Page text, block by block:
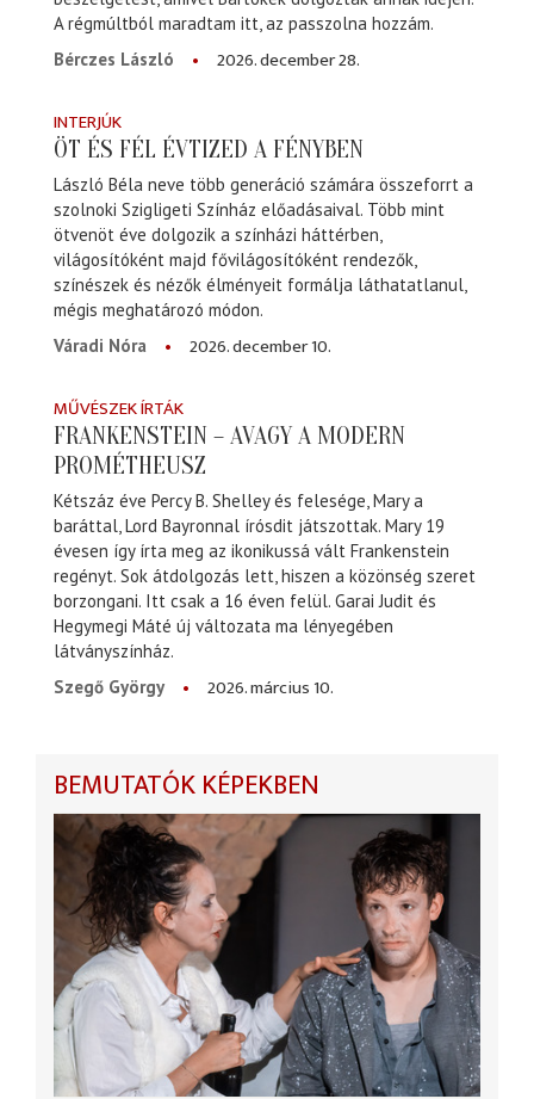
A régmúltból maradtam itt, az passzolna hozzám.
Bérczes László
2026. december 28.
INTERJÚK
ÖT ÉS FÉL ÉVTIZED A FÉNYBEN
László Béla neve több generáció számára összeforrt a
szolnoki Szigligeti Színház előadásaival. Több mint
ötvenöt éve dolgozik a színházi háttérben,
világosítóként majd fővilágosítóként rendezők,
színészek és nézők élményeit formálja láthatatlanul,
mégis meghatározó módon.
Váradi Nóra
2026. december 10.
MŰVÉSZEK ÍRTÁK
FRANKENSTEIN – AVAGY A MODERN
PROMÉTHEUSZ
Kétszáz éve Percy B. Shelley és felesége, Mary a
baráttal, Lord Bayronnal írósdit játszottak. Mary 19
évesen így írta meg az ikonikussá vált Frankenstein
regényt. Sok átdolgozás lett, hiszen a közönség szeret
borzongani. Itt csak a 16 éven felül. Garai Judit és
Hegymegi Máté új változata ma lényegében
látványszínház.
Szegő György
2026. március 10.
BEMUTATÓK KÉPEKBEN